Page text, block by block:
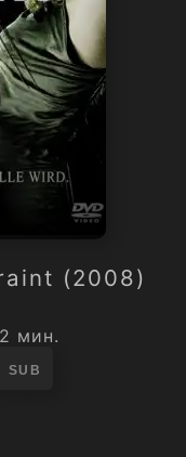
(2008)
мин.
SUB